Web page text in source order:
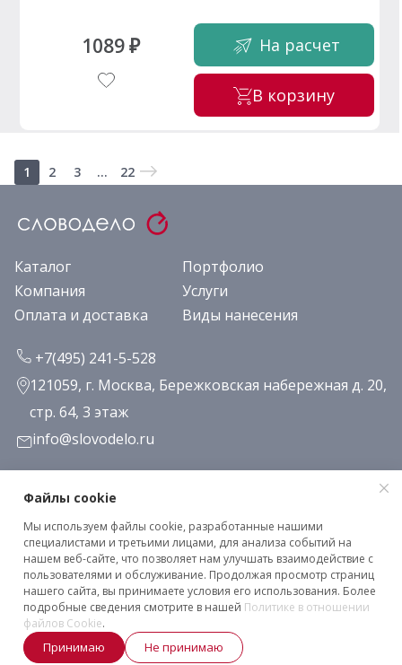
1089 ₽ На расчет
В корзину
1 2 3 ... 22
Каталог
Портфолио
Компания
Услуги
Оплата и доставка
Виды нанесения
+7(495) 241-5-528
121059, г. Москва, Бережковская набережная д. 20,
стр. 64, 3 этаж
info@slovodelo.ru
Заказать звонок
Подписаться на рассылку
Клиентское соглашение
Политика конфиденциальности
2026 © «Словодело». Все права защищены
Файлы cookie
Мы используем файлы cookie, разработанные нашими
специалистами и третьими лицами, для анализа событий на
нашем веб-сайте, что позволяет нам улучшать взаимодействие с
пользователями и обслуживание. Продолжая просмотр страниц
нашего сайта, вы принимаете условия его использования. Более
подробные сведения смотрите в нашей Политике в отношении
файлов Cookie.
Принимаю Не принимаю